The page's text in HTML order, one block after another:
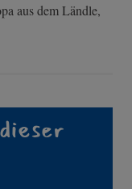
aus dem Ländle,